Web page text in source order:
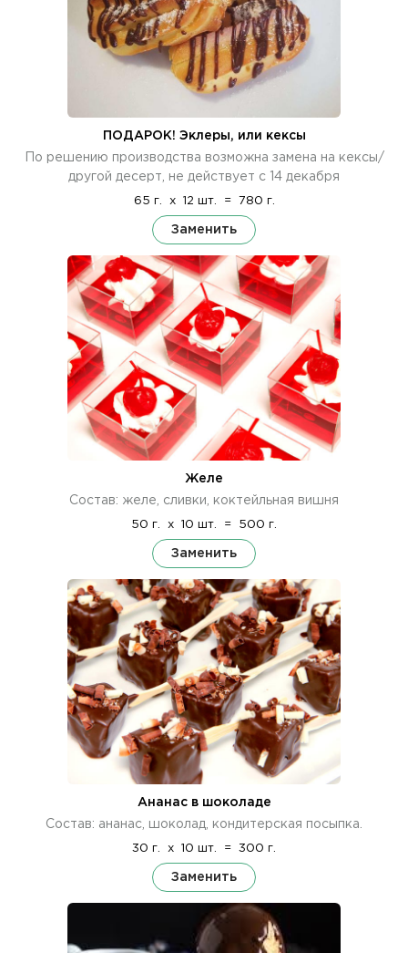
ПОДАРОК! Эклеры, или кексы
По решению производства возможна замена на кексы/
другой десерт, не действует с 14 декабря
65 г. x 12 шт. = 780 г.
Заменить
Желе
Состав: желе, сливки, коктейльная вишня
50 г. x 10 шт. = 500 г.
Заменить
Ананас в шоколаде
Состав: ананас, шоколад, кондитерская посыпка.
30 г. x 10 шт. = 300 г.
Заменить